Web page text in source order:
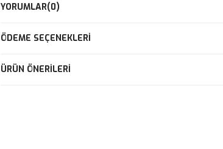
YORUMLAR(0)
ÖDEME SEÇENEKLERI
ÜRÜN ÖNERILERI